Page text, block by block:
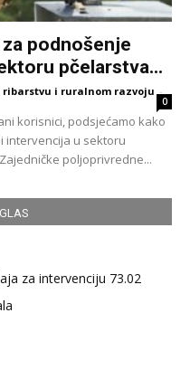
podnošenje
pčelarstva...
i ruralnom razvoju -
0
korisnici, podsjećamo kako
intervencija u sektoru
poljoprivredne...
za intervenciju 73.02